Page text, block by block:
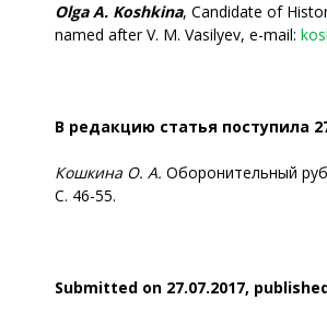
Olga A. Koshkina, Candidate of
named after V. M. Vasilyev, e-mail:
В редакцию статья поступила
Кошкина О. А. Оборонительный
С. 46-55.
Submitted on 27.07.2017,